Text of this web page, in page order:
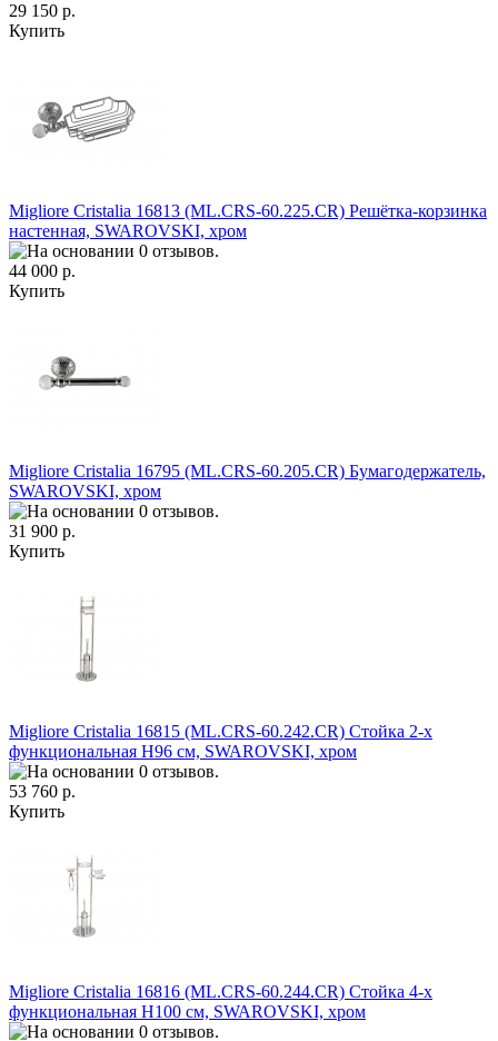
29 150 р.
Купить
Migliore Cristalia 16813 (ML.CRS-60.225.CR) Решётка-корзинка
настенная, SWAROVSKI, хром
44 000 р.
Купить
Migliore Cristalia 16795 (ML.CRS-60.205.CR) Бумагодержатель,
SWAROVSKI, хром
31 900 р.
Купить
Migliore Cristalia 16815 (ML.CRS-60.242.CR) Стойка 2-х
функциональная H96 см, SWAROVSKI, хром
53 760 р.
Купить
Migliore Cristalia 16816 (ML.CRS-60.244.CR) Стойка 4-х
функциональная H100 см, SWAROVSKI, хром